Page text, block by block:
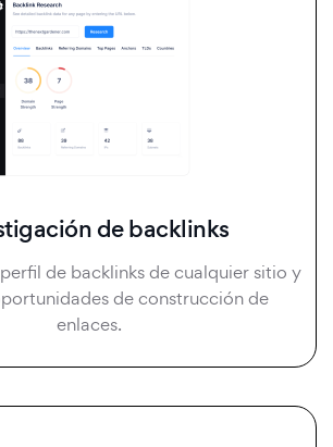
de backlinks
de backlinks de cualquier sitio y
de construcción de
enlaces.